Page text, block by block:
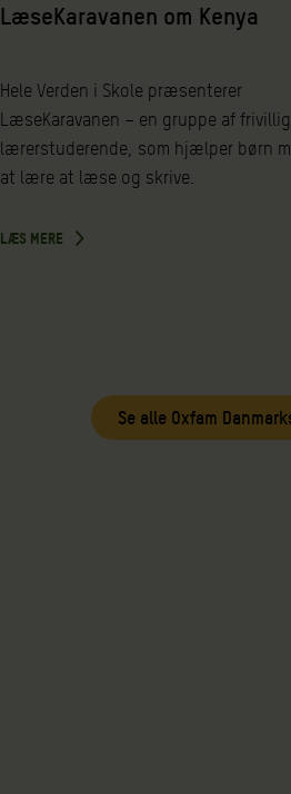
LæseKaravanen om Kenya
Hele Verden i Skole præsenterer
LæseKaravanen – en gruppe af
lærerstuderende, som hjælper børn
at lære at læse og skrive.
LÆS MERE
Se alle Oxfam